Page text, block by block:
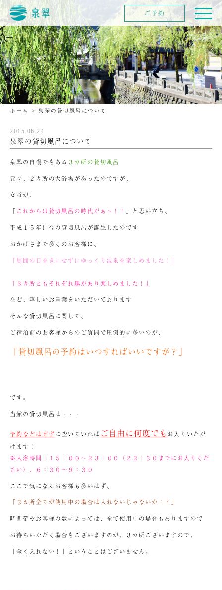
ホーム > 泉翠の貸切風呂について
2015.06.24
泉翠の貸切風呂について
泉翠の自慢でもある ３カ所の貸切風呂
元々、２カ所の大浴場があったのですが、
女将が、
「 これからは貸切風呂の時代だぁ～！！ 」と思い立ち、
平成１５年に今の貸切風呂が誕生したのです
おかげさまで多くのお客様に、
「周囲の目をきにせずにゆっくり温泉を楽しめました！」
「３カ所ともそれぞれ趣があり楽しめました！」
など、嬉しいお言葉をいただいております
そんな貸切風呂に関して、
ご宿泊前のお客様からのご質問で圧倒的に多いのが、
「貸切風呂の予約はいつすればいいですが？」
です。
当館の貸切風呂は・・・
予約などはぜずに空いていれば ご自由に何度でも お入りいただ
けます！
※入浴時間：１５：００～２３：００（２２：３０までにお入りくだ
さい）、６：３０～９：３０
ここで気になるお客様も多いはず、
「３カ所全てが使用中の場合は入れないじゃないか！？」
時間帯やお客様の数によっては、全て使用中の場合もありますので
お待ちいただく場合もございますのが、３カ所ございますので、
「全く入れない！」ということはございません。
ご予約